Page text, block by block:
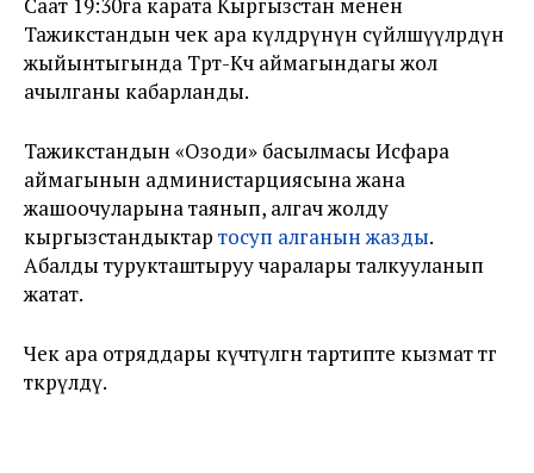
Саат 19:30га карата Кыргызстан менен
Тажикстандын чек ара өкүлдөрүнүн сүйлөшүүлөрдүн
жыйынтыгында Төрт-Көчө аймагындагы жол
ачылганы кабарланды.
Тажикстандын «Озоди» басылмасы Исфара
аймагынын администарциясына жана
жашоочуларына таянып, алгач жолду
кыргызстандыктар тосуп алганын жазды.
Абалды турукташтыруу чаралары талкууланып
жатат.
Чек ара отряддары күчөтүлгөн тартипте кызмат өтөөгө
өткөрүлдү.